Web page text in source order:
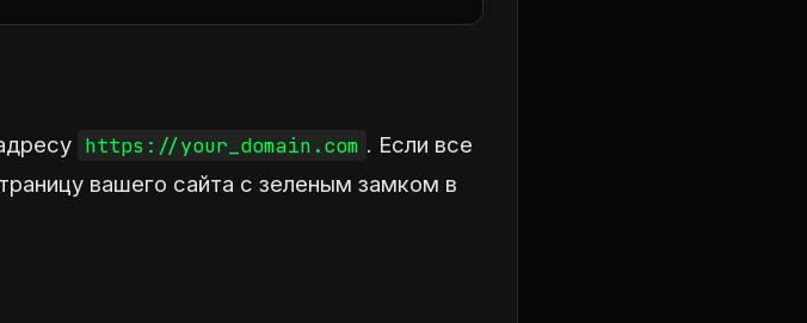
https://your_domain.com . Если все
вашего сайта с зеленым замком в